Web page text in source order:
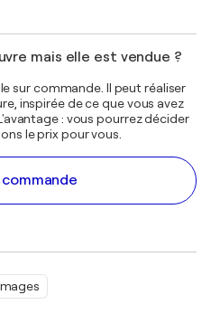
mais elle est vendue ?
sur commande. Il peut réaliser
inspirée de ce que vous avez
: vous pourrez décider
le prix pour vous.